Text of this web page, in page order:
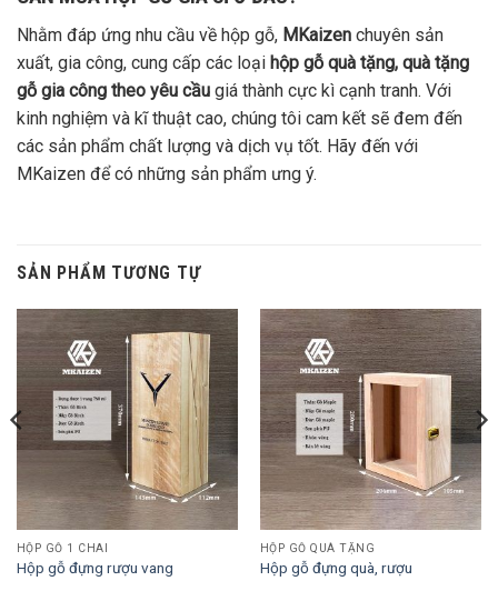
Nhằm đáp ứng nhu cầu về hộp gỗ, MKaizen chuyên sản
xuất, gia công, cung cấp các loại hộp gỗ quà tặng, quà tặng
gỗ gia công theo yêu cầu giá thành cực kì cạnh tranh. Với
kinh nghiệm và kĩ thuật cao, chúng tôi cam kết sẽ đem đến
các sản phẩm chất lượng và dịch vụ tốt. Hãy đến với
MKaizen để có những sản phẩm ưng ý.
SẢN PHẨM TƯƠNG TỰ
HỘP GỖ 1 CHAI
Hộp gỗ đựng rượu vang
HỘP GỖ QUÀ TẶNG
Hộp gỗ đựng quà, rượu